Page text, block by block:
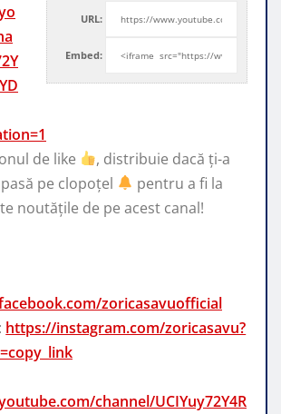
URL:
Embed:
de like
, distribuie dacă ți-a
pe clopoțel
pentru a fi la
noutățile de pe acest canal!
zoricasavuofficial
https://instagram.com/zoricasavu?
channel/UCIYuy72Y4R